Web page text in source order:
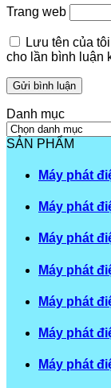
Trang web
Lưu tên của
cho lần bình luận
Danh mục
Danh
mục
SẢN PHẨM
Máy phát
Máy phát
Máy phát
Máy phát
Máy phát
Máy phát
Máy phát